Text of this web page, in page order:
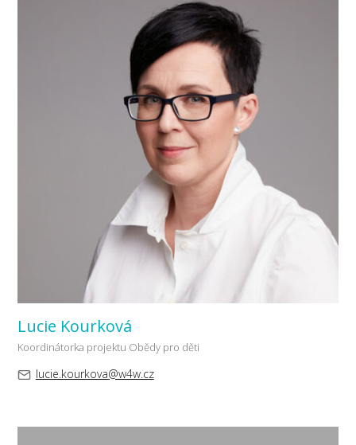
Lucie Kourková
Koordinátorka projektu Obědy pro děti
lucie.kourkova@w4w.cz